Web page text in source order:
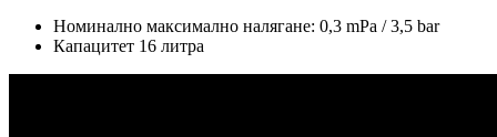
Номинално максимално налягане: 0,3 mPa / 3,5 bar
Капацитет 16 литра